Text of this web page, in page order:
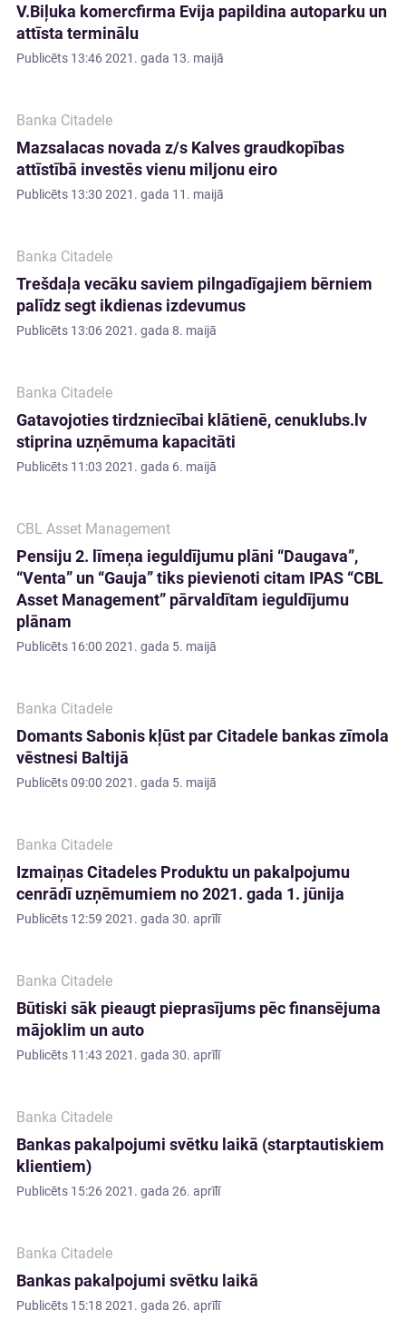
V.Biļuka komercfirma Evija papildina autoparku un
attīsta terminālu
Publicēts 13:46 2021. gada 13. maijā
Banka Citadele
Mazsalacas novada z/s Kalves graudkopības
attīstībā investēs vienu miljonu eiro
Publicēts 13:30 2021. gada 11. maijā
Banka Citadele
Trešdaļa vecāku saviem pilngadīgajiem bērniem
palīdz segt ikdienas izdevumus
Publicēts 13:06 2021. gada 8. maijā
Banka Citadele
Gatavojoties tirdzniecībai klātienē, cenuklubs.lv
stiprina uzņēmuma kapacitāti
Publicēts 11:03 2021. gada 6. maijā
CBL Asset Management
Pensiju 2. līmeņa ieguldījumu plāni “Daugava”,
“Venta” un “Gauja” tiks pievienoti citam IPAS “CBL
Asset Management” pārvaldītam ieguldījumu
plānam
Publicēts 16:00 2021. gada 5. maijā
Banka Citadele
Domants Sabonis kļūst par Citadele bankas zīmola
vēstnesi Baltijā
Publicēts09:00 2021. gada 5. maijā
Banka Citadele
Izmaiņas Citadeles Produktu un pakalpojumu
cenrādī uzņēmumiem no 2021. gada 1. jūnija
Publicēts 12:59 2021. gada 30. aprīlī
Banka Citadele
Būtiski sāk pieaugt pieprasījums pēc finansējuma
mājoklim un auto
Publicēts 11:43 2021. gada 30. aprīlī
Banka Citadele
Bankas pakalpojumi svētku laikā (starptautiskiem
klientiem)
Publicēts 15:26 2021. gada 26. aprīlī
Banka Citadele
Bankas pakalpojumi svētku laikā
Publicēts 15:18 2021. gada 26. aprīlī